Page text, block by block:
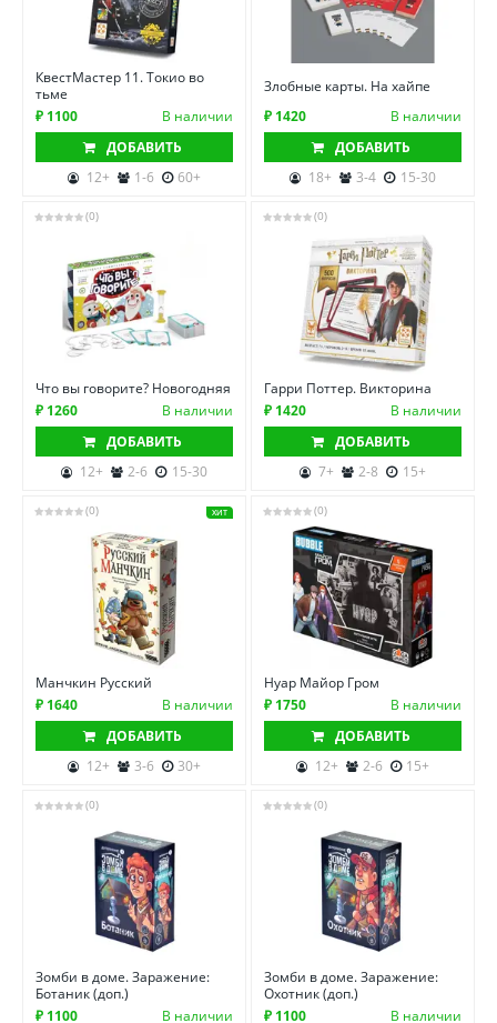
КвестМастер 11. Токио во
тьме
₽ 1100
В наличии
ДОБАВИТЬ
12+
1-6 60+
Злобные карты. На хайпе
₽ 1420
В наличии
ДОБАВИТЬ
18+
3-4 15-30
(0)
Что вы говорите? Новогодняя
₽ 1260
В наличии
ДОБАВИТЬ
12+
2-6 15-30
(0)
Гарри Поттер. Викторина
₽ 1420
В наличии
ДОБАВИТЬ
7+
2-8 15+
(0) ХИТ
Манчкин Русский
₽ 1640
В наличии
ДОБАВИТЬ
12+
3-6 30+
(0)
Нуар Майор Гром
₽ 1750
В наличии
ДОБАВИТЬ
12+
2-6 15+
(0)
Зомби в доме. Заражение:
Ботаник (доп.)
₽ 1100
В наличии
(0)
Зомби в доме. Заражение:
Охотник (доп.)
₽ 1100
В наличии